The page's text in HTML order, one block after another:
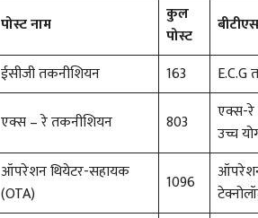
पोस्ट नाम
कुल
पोस्ट
ईसीजी तकनीशियन 163
E.C.G
एक्स – रे तकनीशियन 803
एक्स-रे
उच्च
ऑपरेशन थियेटर-सहायक
(OTA)
1096